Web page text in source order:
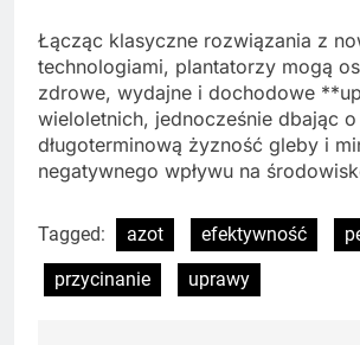
Łącząc klasyczne rozwiązania z
technologiami, plantatorzy mogą
zdrowe, wydajne i dochodowe
wieloletnich, jednocześnie dbając o
długoterminową żyzność gleby i
negatywnego wpływu na
Tagged: azot efektywność
przycinanie
uprawy